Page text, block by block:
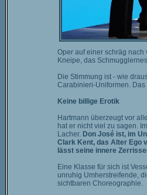
Oper auf einer schräg
Kneipe, das
Die Stimmung ist - wie
Carabinieri-Uniformen.
Keine billige Erotik
Hartmann überzeugt vor
hat er nicht viel zu sagen.
Lacher. Don José ist, im
Clark Kent, das Alter Ego
lässt seine innere
Eine Klasse für sich ist
unruhig Umherstreifende,
sichtbaren Choreographie.